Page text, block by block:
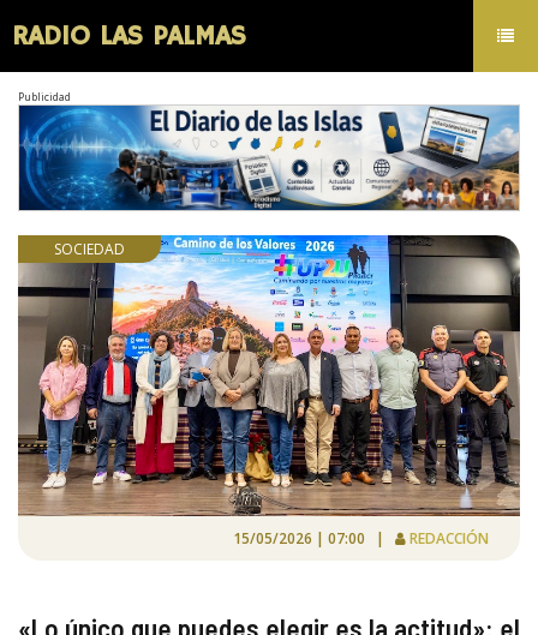
RADIO LAS PALMAS
Publicidad
SOCIEDAD
15/05/2026 | 07:00 | REDACCIÓN
«Lo único que puedes elegir es la actitud»: el